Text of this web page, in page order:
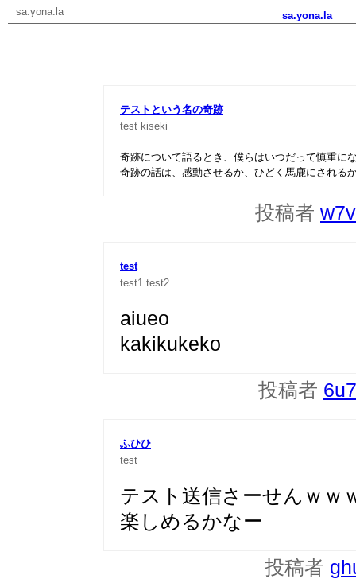
sa.yona.la sa.yona.la
テストという名の奇跡
test kiseki
奇跡について語るとき、僕らはいつだって慎重に
奇跡の話は、感動させるか、ひどく馬鹿にされる
投稿者
test
test1 test2
aiueo
kakikukeko
投稿者
ふひひ
test
テスト送信さーせんｗｗ
楽しめるかなー
投稿者